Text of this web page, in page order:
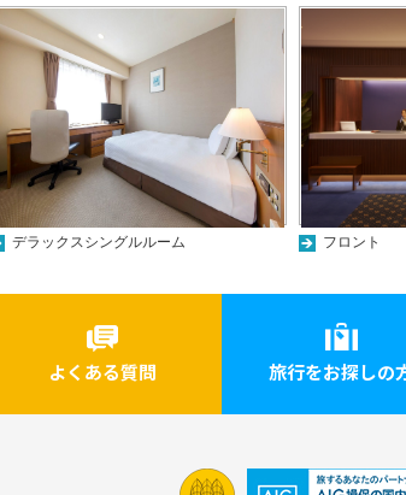
デラックスシングルルーム フロント
よくある質問 旅行をお探しの